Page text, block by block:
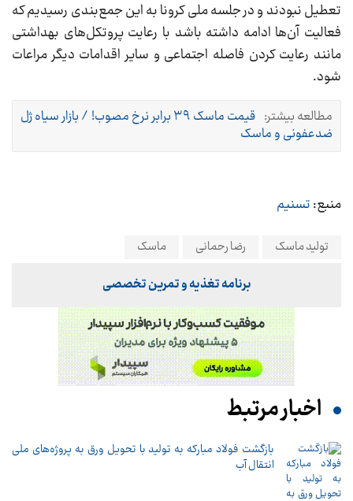
تعطیل نبودند و در جلسه ملی کرونا به این جمع‌بندی رسیدیم که
فعالیت آن‌ها ادامه داشته باشد با رعایت پروتکل‌های بهداشتی
مانند رعایت کردن فاصله اجتماعی و سایر اقدامات دیگر مراعات
شود.
مطالعه بیشتر:
قیمت ماسک ۳۹ برابر نرخ مصوب! / بازار سیاه ژل
ضدعفونی و ماسک
منبع:تسنیم
تولید ماسک رضا رحمانی ماسک
برنامه تغذیه و تمرین تخصصی
اخبار مرتبط
بازگشت فولاد مبارکه به تولید با تحویل ورق به پروژه‌های ملی
انتقال آب